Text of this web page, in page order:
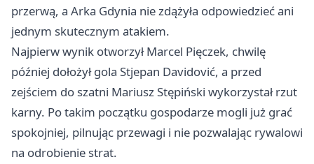
przerwą, a Arka Gdynia nie zdążyła odpowiedzieć ani
jednym skutecznym atakiem.
Najpierw wynik otworzył Marcel Pięczek, chwilę
później dołożył gola Stjepan Davidović, a przed
zejściem do szatni Mariusz Stępiński wykorzystał rzut
karny. Po takim początku gospodarze mogli już grać
spokojniej, pilnując przewagi i nie pozwalając rywalowi
na odrobienie strat.